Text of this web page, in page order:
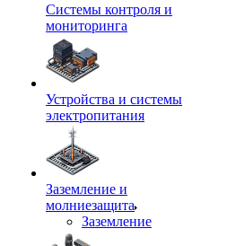
Системы контроля и
мониторинга
Устройства и системы
электропитания
Заземление и
молниезащита
Заземление